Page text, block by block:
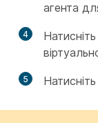
агента
4 Натисніть
5 Натисніть